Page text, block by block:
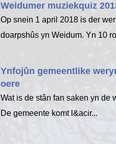
Weidumer muziekquiz
Op snein 1 april 2018 is der
doarpshûs yn Weidum. Yn 10
Ynfojûn gemeentlike
oere
Wat is de stân fan saken yn de
De gemeente komt l&acir...